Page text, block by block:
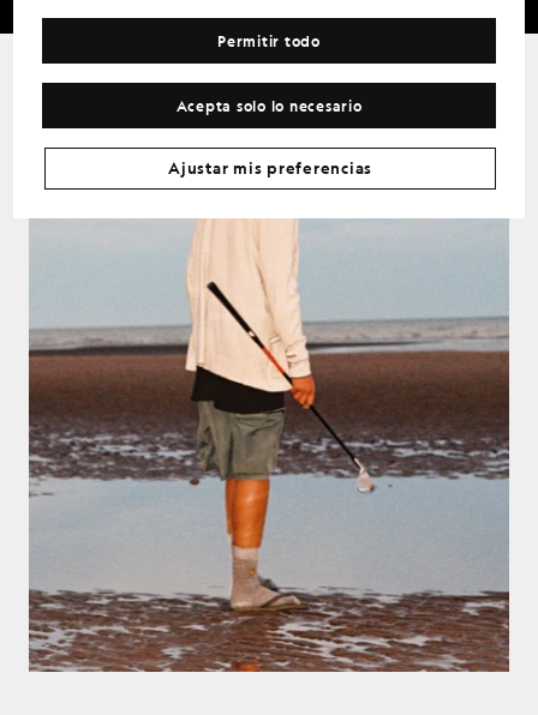
Acepta solo lo necesario
Permitir todo
Ajustar mis preferencias